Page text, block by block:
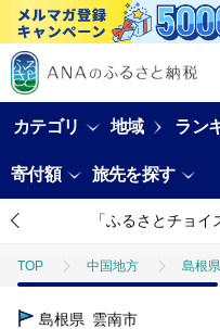
カテゴリ 地域 ラン
寄付額 旅先を探す
「ふるさとチョ
TOP 中国地方 島根県
TOP
島根県 雲南市